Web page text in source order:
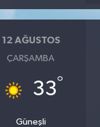
12 AĞUSTOS
ÇARŞAMBA
33°
Güneşli